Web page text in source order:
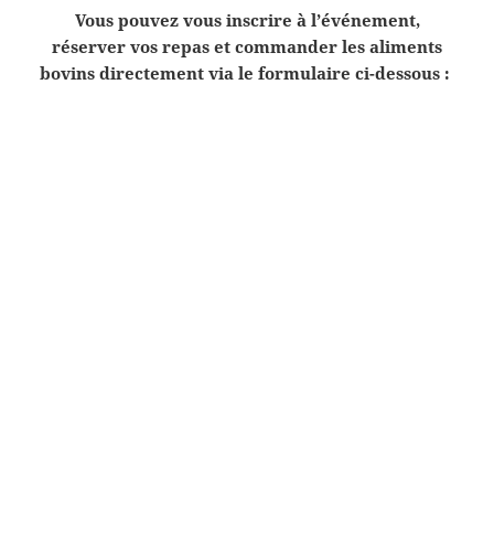
Vous pouvez vous inscrire à l’événement,
réserver vos repas et commander les aliments
bovins directement via le formulaire ci-dessous :